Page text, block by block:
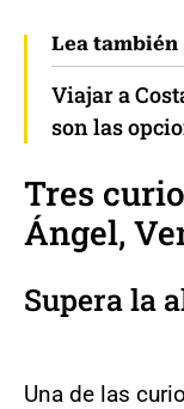
Lea también
Viajar a
son las
Tres
Ángel,
Supera la
Una de las